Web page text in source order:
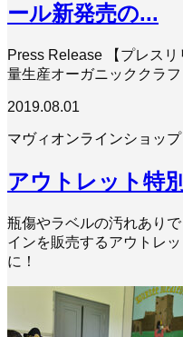
ール新発売の...
Press Release 【プレス
量生産オーガニッククラ
2019.08.01
マヴィオンラインショップ
アウトレット特
瓶傷やラベルの汚れあり
インを販売するアウトレ
に！